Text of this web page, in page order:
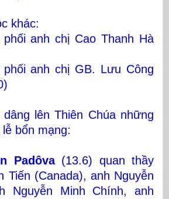
khác:
anh chị Cao Thanh Hà
anh chị GB. Lưu Công
lên Thiên Chúa những
bổn mạng:
Padôva(13.6) quan thầy
Tiến (Canada), anh Nguyễn
Nguyễn Minh Chính, anh